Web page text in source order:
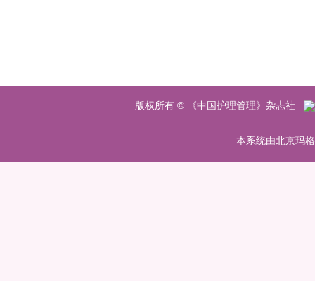
版权所有 © 《中国护理管理》杂志社
本系统由北京玛